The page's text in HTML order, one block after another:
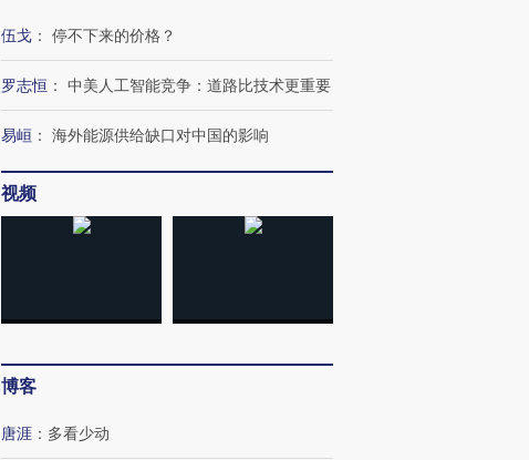
伍戈 ： 停不下来的价格？
罗志恒 ： 中美人工智能竞争：道路比技术更重要
易峘 ： 海外能源供给缺口对中国的影响
视频
博客
唐涯 ： 多看少动